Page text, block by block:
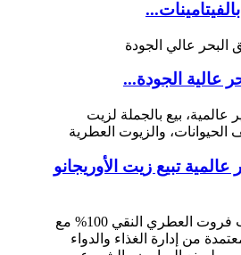
عالية الجودة...
تبيع زيت الأوريجانو